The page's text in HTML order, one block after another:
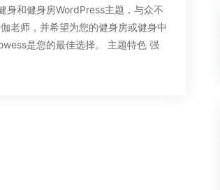
身和健身房WordPress主题，与众不
老师，并希望为您的健身房或健身中
是您的最佳选择。 主题特色 强